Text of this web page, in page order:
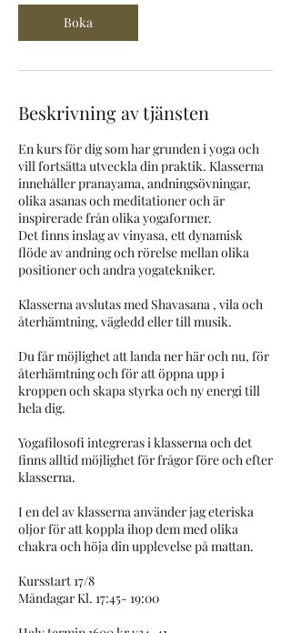
g
Boka
Beskrivning av tjänsten
En kurs för dig som har grunden i yoga och
vill fortsätta utveckla din praktik. Klasserna
innehåller pranayama, andningsövningar,
olika asanas och meditationer och är
inspirerade från olika yogaformer.
Det finns inslag av vinyasa, ett dynamisk
flöde av andning och rörelse mellan olika
positioner och andra yogatekniker.
Klasserna avslutas med Shavasana , vila och
återhämtning, vägledd eller till musik.
Du får möjlighet att landa ner här och nu, för
återhämtning och för att öppna upp i
kroppen och skapa styrka och ny energi till
hela dig.
​Yogafilosofi integreras i klasserna och det
finns alltid möjlighet för frågor före och efter
klasserna.
​I en del av klasserna använder jag eteriska
oljor för att koppla ihop dem med olika
chakra och höja din upplevelse på mattan.
Kursstart 17/8
Måndagar Kl. 17:45- 19:00